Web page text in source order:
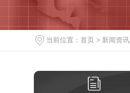
当前位置： 首页 > 新闻资讯